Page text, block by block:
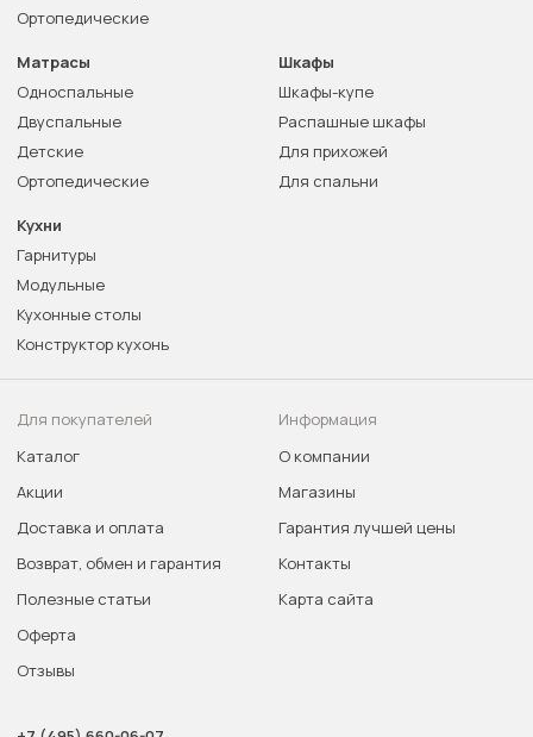
Ортопедические
Матрасы
Односпальные
Двуспальные
Детские
Ортопедические
Шкафы
Шкафы-купе
Распашные шкафы
Для прихожей
Для спальни
Кухни
Гарнитуры
Модульные
Кухонные столы
Конструктор кухонь
Для покупателей
Каталог
Акции
Доставка и оплата
Возврат, обмен и гарантия
Полезные статьи
Оферта
Отзывы
Информация
О компании
Магазины
Гарантия лучшей цены
Контакты
Карта сайта